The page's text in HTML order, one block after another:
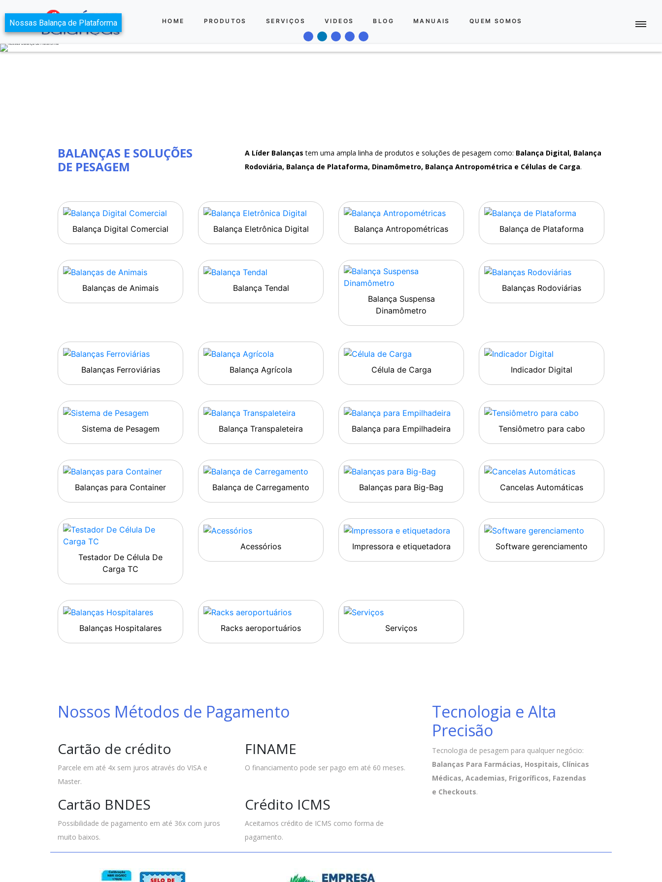
HOME PRODUTOS SERVIÇOS VIDEOS BLOG MANUAIS QUEM SOMOS
BALANÇAS E SOLUÇÕES
DE PESAGEM
A Líder Balanças tem uma ampla linha de produtos e soluções de pesagem como: Balança Digital, Balança
Rodoviária, Balança de Plataforma, Dinamômetro, Balança Antropométrica e Células de Carga.
Balança Digital Comercial Balança Eletrônica Digital Balança Antropométricas Balança de Plataforma
Balanças de Animais
Balança Tendal
Balança Suspensa
Dinamômetro
Balanças Rodoviárias
Balanças Ferroviárias Balança Agrícola Célula de Carga Indicador Digital
Sistema de Pesagem Balança Transpaleteira Balança para Empilhadeira Tensiômetro para cabo
Balanças para Container Balança de Carregamento Balanças para Big-Bag Cancelas Automáticas
Testador De Célula De
Carga TC
Acessórios Impressora e etiquetadora Software gerenciamento
Balanças Hospitalares Racks aeroportuários Serviços
Nossos Métodos de Pagamento
Cartão de crédito
Parcele em até 4x sem juros através do VISA e
Master.
FINAME
O financiamento pode ser pago em até 60 meses.
Cartão BNDES
Possibilidade de pagamento em até 36x com juros
muito baixos.
Crédito ICMS
Aceitamos crédito de ICMS como forma de
pagamento.
Tecnologia e Alta
Precisão
Tecnologia de pesagem para qualquer negócio:
Balanças Para Farmácias, Hospitais, Clínicas
Médicas, Academias, Frigoríficos, Fazendas
e Checkouts.